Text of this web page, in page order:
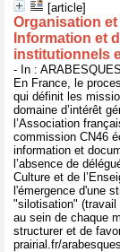
[article]
Organisation
Information et
institutionnels
- In :
En France, le
qui définit les
domaine d’intérêt
l’Association
commission CN46
information et
l’absence de
Culture et de
l'émergence d'une
"silotisation" (travail
au sein de chaque
structurer et de
prairial.fr/